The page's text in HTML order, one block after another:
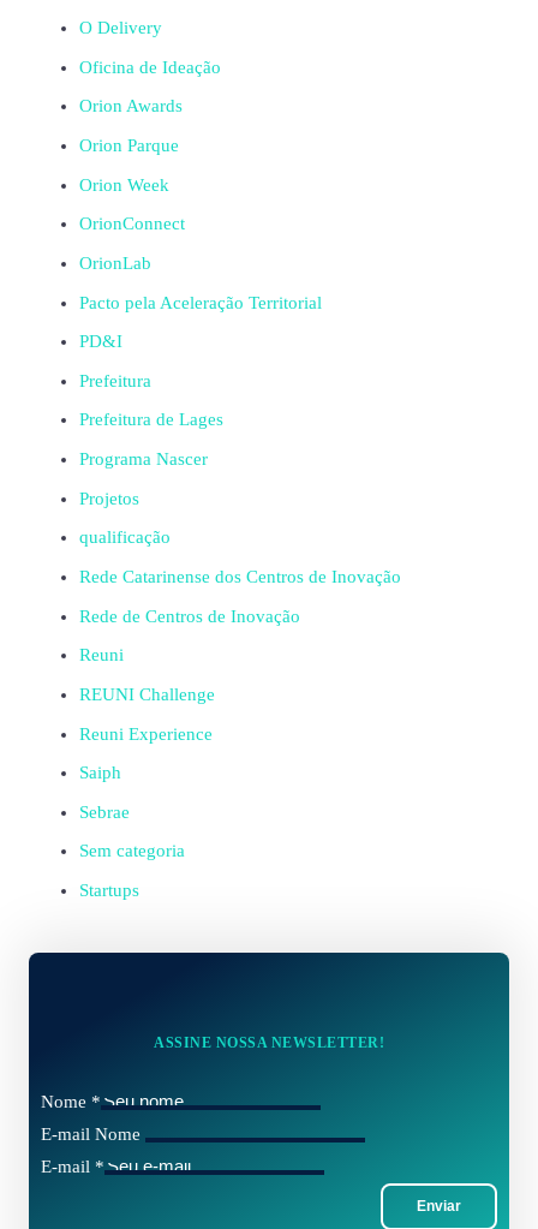
O Delivery
Oficina de Ideação
Orion Awards
Orion Parque
Orion Week
OrionConnect
OrionLab
Pacto pela Aceleração Territorial
PD&I
Prefeitura
Prefeitura de Lages
Programa Nascer
Projetos
qualificação
Rede Catarinense dos Centros de Inovação
Rede de Centros de Inovação
Reuni
REUNI Challenge
Reuni Experience
Saiph
Sebrae
Sem categoria
Startups
ASSINE NOSSA NEWSLETTER!
Nome *
E-mail Nome
E-mail *
Enviar